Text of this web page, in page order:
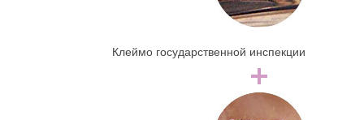
Клеймо государственной инспекции